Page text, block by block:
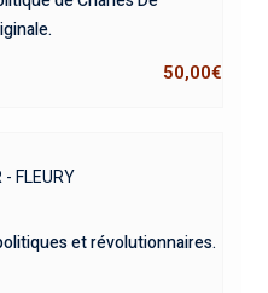
50,00€
- FLEURY
et révolutionnaires.